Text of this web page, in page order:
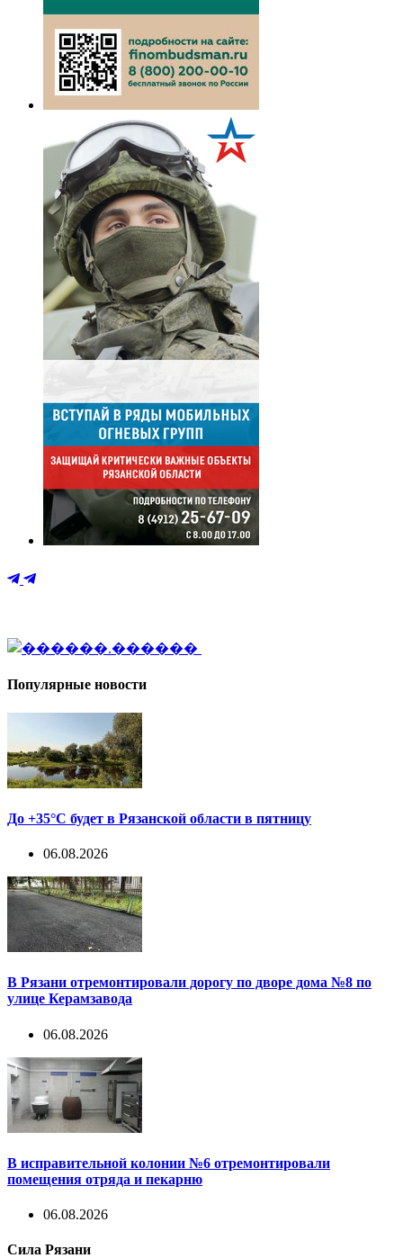
Популярные новости
До +35°С будет в Рязанской области в пятницу
06.08.2026
В Рязани отремонтировали дорогу по дворе дома №8 по
улице Керамзавода
06.08.2026
В исправительной колонии №6 отремонтировали
помещения отряда и пекарню
06.08.2026
Сила Рязани